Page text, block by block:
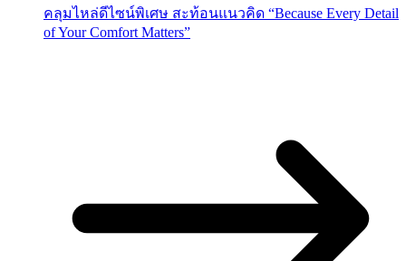
คลุมไหล่ดีไซน์พิเศษ สะท้อนแนวคิด “Because Every Detail
of Your Comfort Matters”